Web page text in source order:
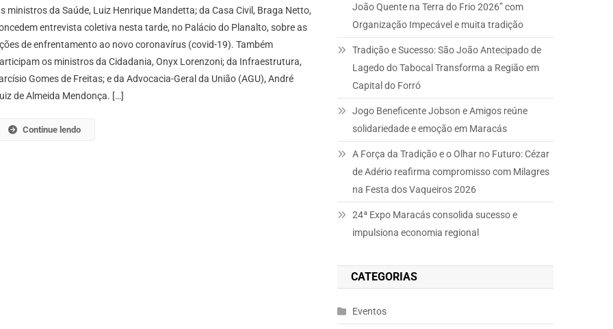
ministros da Saúde, Luiz Henrique Mandetta; da Casa Civil, Braga Netto,
entrevista coletiva nesta tarde, no Palácio do Planalto, sobre as
de enfrentamento ao novo coronavírus (covid-19). Também
os ministros da Cidadania, Onyx Lorenzoni; da Infraestrutura,
Gomes de Freitas; e da Advocacia-Geral da União (AGU), André
de Almeida Mendonça. […]
Continue lendo
João Quente na Terra do Frio 2026” com
Organização Impecável e muita tradição
Tradição e Sucesso: São João Antecipado de
Lagedo do Tabocal Transforma a Região em
Capital do Forró
Jogo Beneficente Jobson e Amigos reúne
solidariedade e emoção em Maracás
A Força da Tradição e o Olhar no Futuro: Cézar
de Adério reafirma compromisso com Milagres
na Festa dos Vaqueiros 2026
24ª Expo Maracás consolida sucesso e
impulsiona economia regional
CATEGORIAS
Eventos